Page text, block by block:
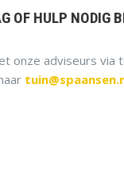
OF HULP NODIG
onze adviseurs via